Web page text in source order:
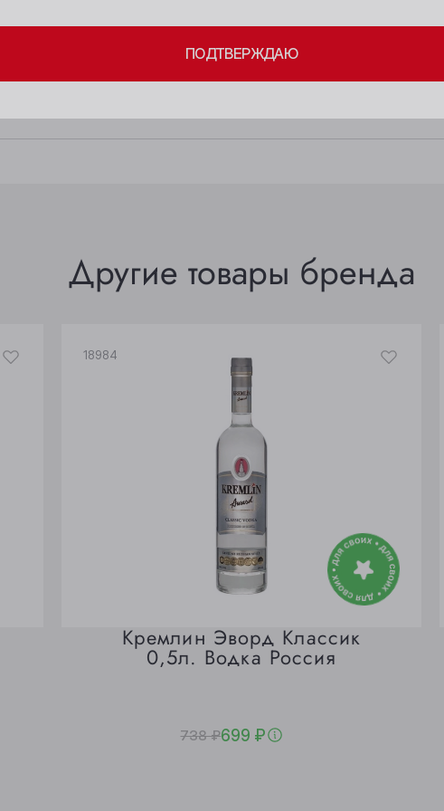
приятный аромат с утонченным ржаным оттенком.
сочетания: употребляется в чистом виде. Напиток
Другие товары бренда
18984
Кремлин Эворд Классик
0,5л. Водка Россия
738 ₽699 ₽
Прокопьевск
ПОДТВЕРЖДАЮ